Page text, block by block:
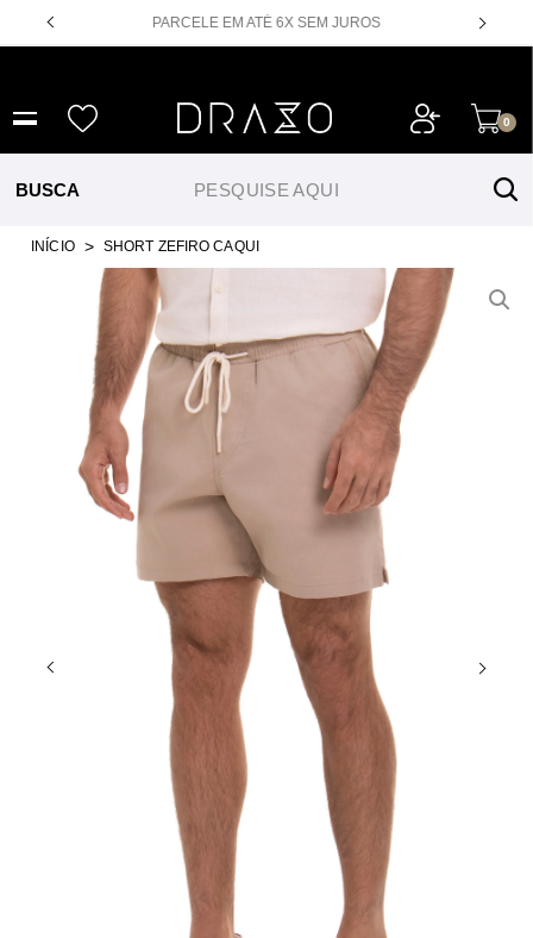
PARCELE EM ATÉ 6X SEM JUROS
NOVIDADES
0
INÍCIO SHORT ZEFIRO CAQUI